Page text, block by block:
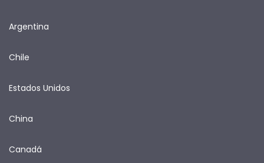
Argentina
Chile
Estados Unidos
China
Canadá